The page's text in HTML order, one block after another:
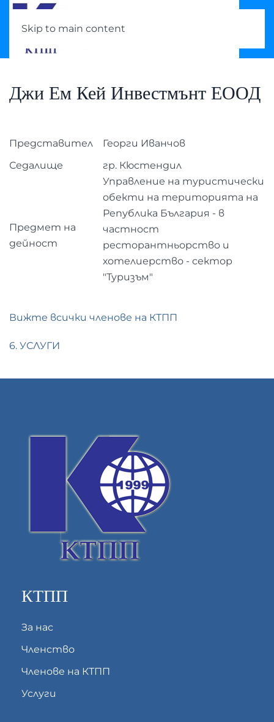
Skip to main content
Джи Ем Кей Инвестмънт ЕООД
Представител
Георги Иванчов
Седалище
гр. Кюстендил
Предмет на
дейност
Управление на туристически
обекти на територията на
Република България - в
частност
ресторантньорство и
хотелиерство - сектор
"Туризъм"
Вижте всички членове на КТПП
6. УСЛУГИ
КТПП
За нас
Членство
Членове на КТПП
Услуги